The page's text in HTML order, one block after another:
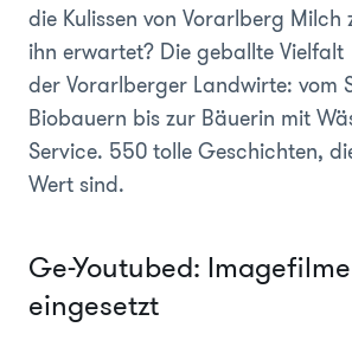
die Kulissen von Vorarlberg Milch
ihn erwartet? Die geballte Vielfalt
der Vorarlberger Landwirte: vom
Biobauern bis zur Bäuerin mit
Service. 550 tolle Geschichten,
Wert sind.
Ge-Youtubed:
eingesetzt